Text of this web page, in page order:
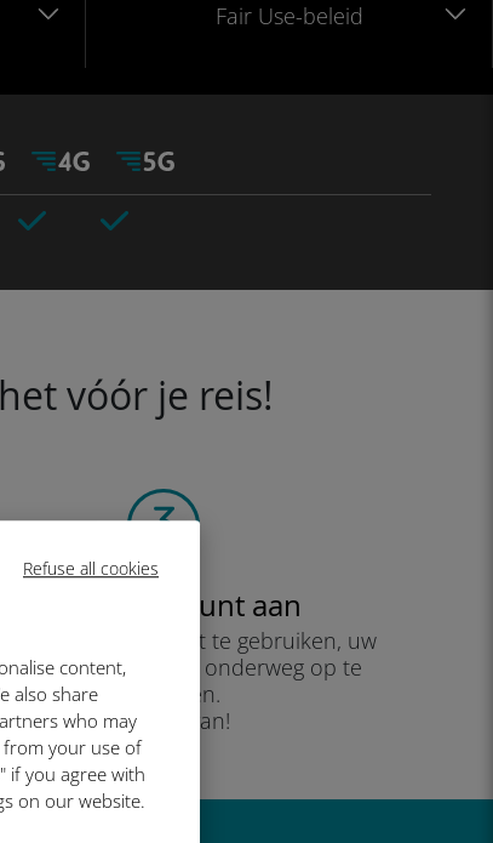
Refuse all cookies
content,
also share
who may
your use of
if you agree with
on our website.
Fair Use-beleid
vóór je reis!
Maak je account aan
data-abonnement te gebruiken, uw
te controleren en onderweg op te
waarderen.
Geniet ervan!